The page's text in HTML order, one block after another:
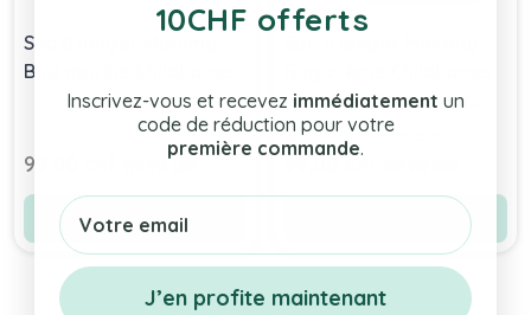
Sac à langer Mommy
Bag marine Childhome
Prix Spécial
99,00 chf Prix normal
119,90 chf
Ajouter au panier
Livraison Gratuite et
Rapide , Shop Suisse
Bientôt disponible
Prix Spécial
99,00 chf
10CHF offerts
Inscrivez-vous et recevez immédiatement un
code de réduction pour votre
première commande.
Email
J’en profite maintenant